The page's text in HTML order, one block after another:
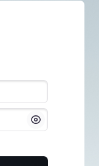
Anzeigen/